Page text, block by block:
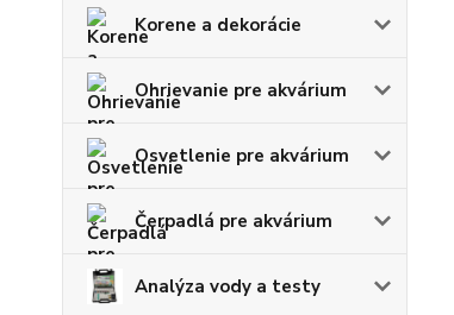
Korene a dekorácie
Ohrievanie pre akvárium
Osvetlenie pre akvárium
Čerpadlá pre akvárium
Analýza vody a testy